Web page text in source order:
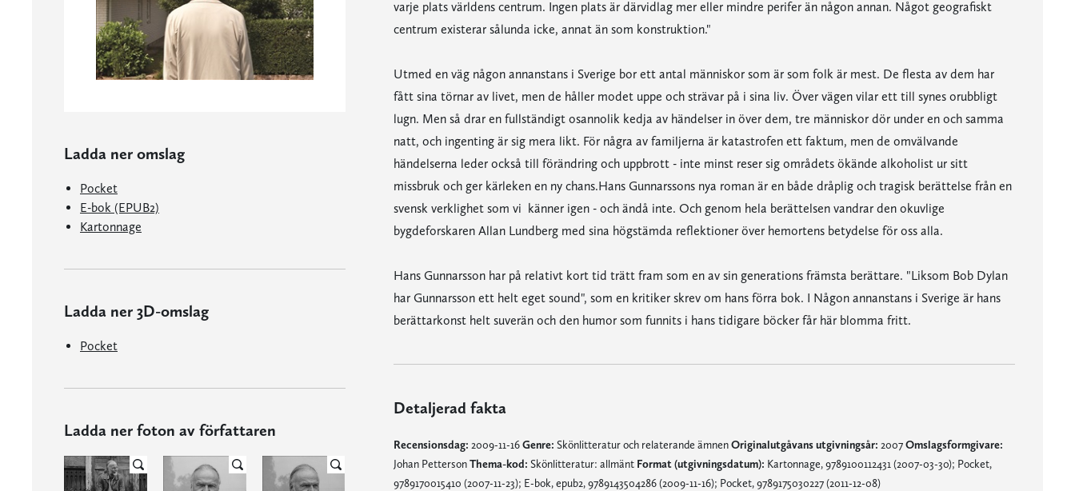
Ladda ner omslag
Pocket
E-bok (EPUB2)
Kartonnage
Ladda ner 3D-omslag
Pocket
Ladda ner foton av författaren
varje plats världens centrum. Ingen plats är därvidlag mer eller mindre perifer än någon annan. Något geografiskt
centrum existerar sålunda icke, annat än som konstruktion."
Utmed en väg någon annanstans i Sverige bor ett antal människor som är som folk är mest. De flesta av dem har
fått sina törnar av livet, men de håller modet uppe och strävar på i sina liv. Över vägen vilar ett till synes orubbligt
lugn. Men så drar en fullständigt osannolik kedja av händelser in över dem, tre människor dör under en och samma
natt, och ingenting är sig mera likt. För några av familjerna är katastrofen ett faktum, men de omvälvande
händelserna leder också till förändring och uppbrott - inte minst reser sig områdets ökände alkoholist ur sitt
missbruk och ger kärleken en ny chans.Hans Gunnarssons nya roman är en både dråplig och tragisk berättelse från en
svensk verklighet som vi känner igen - och ändå inte. Och genom hela berättelsen vandrar den okuvlige
bygdeforskaren Allan Lundberg med sina högstämda reflektioner över hemortens betydelse för oss alla.
Hans Gunnarsson har på relativt kort tid trätt fram som en av sin generations främsta berättare. "Liksom Bob Dylan
har Gunnarsson ett helt eget sound", som en kritiker skrev om hans förra bok. I Någon annanstans i Sverige är hans
berättarkonst helt suverän och den humor som funnits i hans tidigare böcker får här blomma fritt.
Detaljerad fakta
Recensionsdag: 2009-11-16Genre: Skönlitteratur och relaterande ämnenOriginalutgåvans utgivningsår: 2007Omslagsformgivare:
Johan PettersonThema-kod: Skönlitteratur: allmänt Format (utgivningsdatum): Kartonnage, 9789100112431 (2007-03-30); Pocket,
9789170015410 (2007-11-23); E-bok, epub2, 9789143504286 (2009-11-16); Pocket, 9789175030227 (2011-12-08)